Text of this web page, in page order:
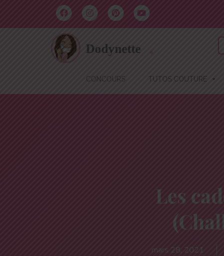
CONCOURS TUTOS COUTURE
Les
mars 28, 2021